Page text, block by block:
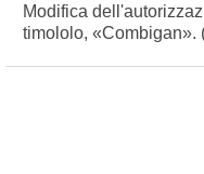
Modifica
timololo, «Combigan».